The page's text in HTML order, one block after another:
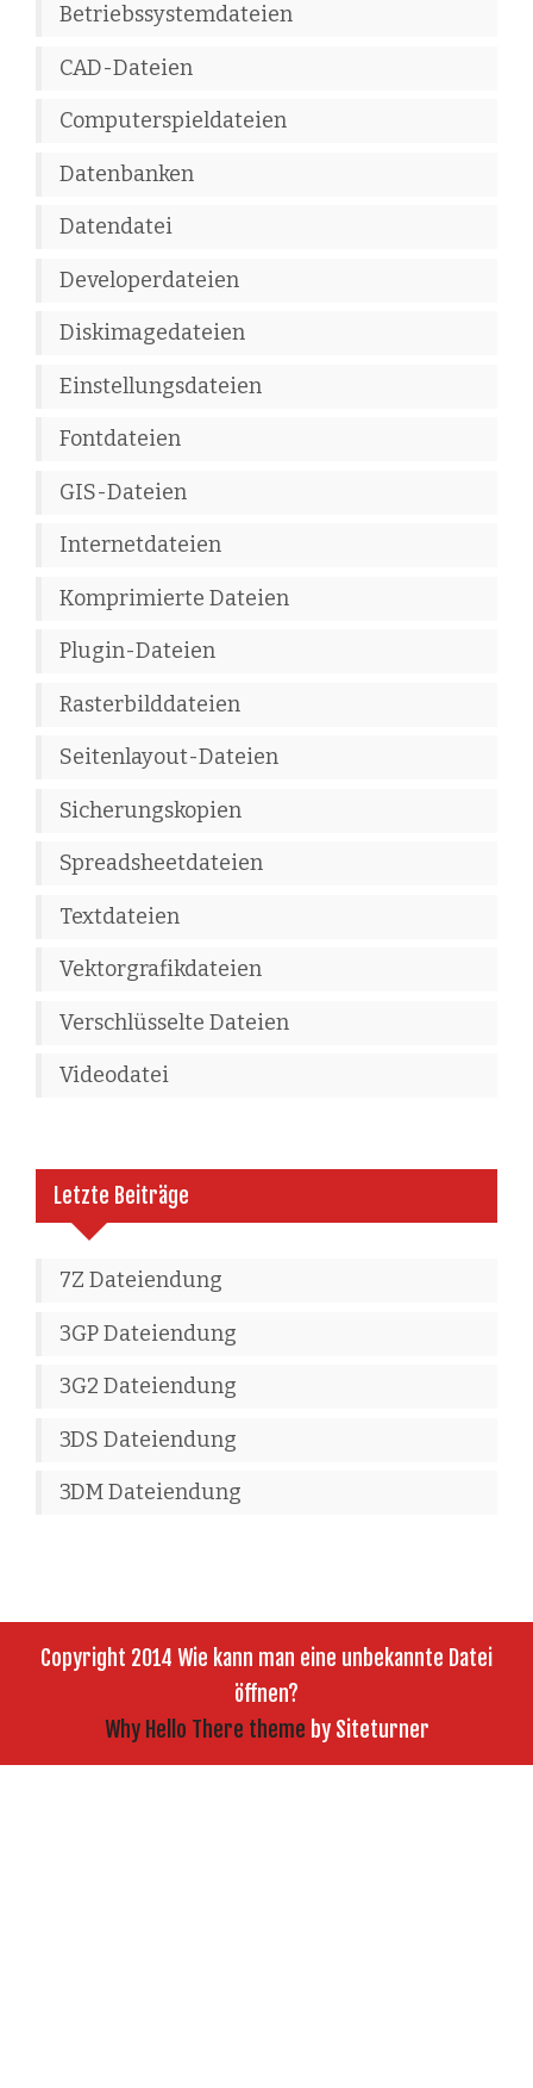
Betriebssystemdateien
CAD-Dateien
Computerspieldateien
Datenbanken
Datendatei
Developerdateien
Diskimagedateien
Einstellungsdateien
Fontdateien
GIS-Dateien
Internetdateien
Komprimierte Dateien
Plugin-Dateien
Rasterbilddateien
Seitenlayout-Dateien
Sicherungskopien
Spreadsheetdateien
Textdateien
Vektorgrafikdateien
Verschlüsselte Dateien
Videodatei
Letzte Beiträge
7Z Dateiendung
3GP Dateiendung
3G2 Dateiendung
3DS Dateiendung
3DM Dateiendung
Copyright 2014 Wie kann man eine unbekannte Datei
öffnen?
Why Hello There theme by Siteturner